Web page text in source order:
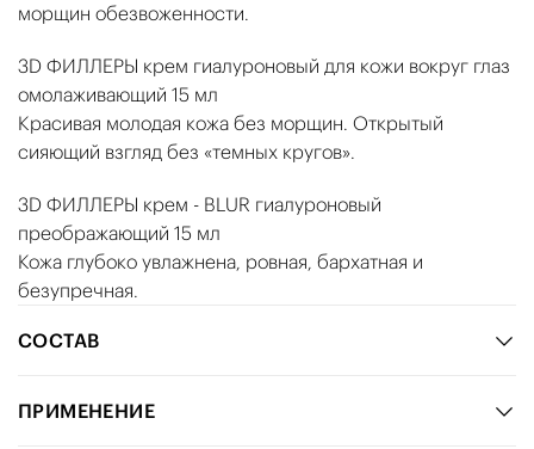
морщин обезвоженности.
3D ФИЛЛЕРЫ крем гиалуроновый для кожи вокруг глаз
омолаживающий 15 мл
Красивая молодая кожа без морщин. Открытый
сияющий взгляд без «темных кругов».
3D ФИЛЛЕРЫ крем - BLUR гиалуроновый
преображающий 15 мл
Кожа глубоко увлажнена, ровная, бархатная и
безупречная.
СОСТАВ
ПРИМЕНЕНИЕ